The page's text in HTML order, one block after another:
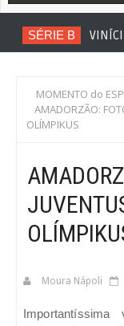
SÉRIE B
MOMENTO do
AMADORZÃO:
OLÍMPIKUS
Moura Nápoli
Importantíssima